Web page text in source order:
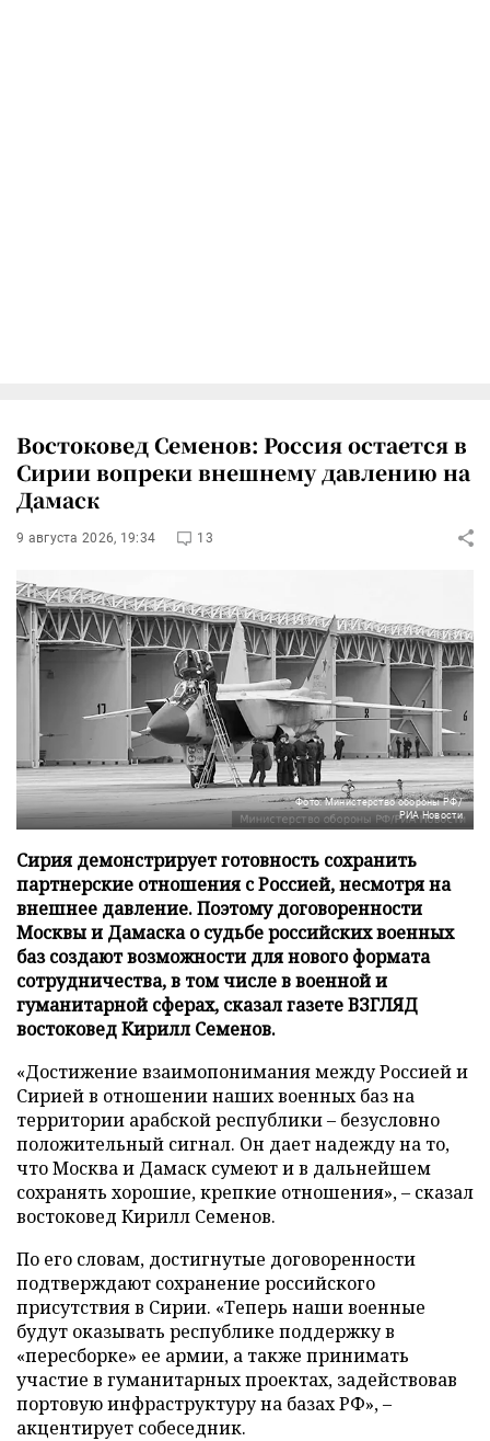
Востоковед Семенов: Россия остается в
Сирии вопреки внешнему давлению на
Дамаск
9 августа 2026, 19:34 13
Фото: Министерство обороны РФ/
РИА Новости
Сирия демонстрирует готовность сохранить
партнерские отношения с Россией, несмотря на
внешнее давление. Поэтому договоренности
Москвы и Дамаска о судьбе российских военных
баз создают возможности для нового формата
сотрудничества, в том числе в военной и
гуманитарной сферах, сказал газете ВЗГЛЯД
востоковед Кирилл Семенов.
«Достижение взаимопонимания между Россией и
Сирией в отношении наших военных баз на
территории арабской республики – безусловно
положительный сигнал. Он дает надежду на то,
что Москва и Дамаск сумеют и в дальнейшем
сохранять хорошие, крепкие отношения», – сказал
востоковед Кирилл Семенов.
По его словам, достигнутые договоренности
подтверждают сохранение российского
присутствия в Сирии. «Теперь наши военные
будут оказывать республике поддержку в
«пересборке» ее армии, а также принимать
участие в гуманитарных проектах, задействовав
портовую инфраструктуру на базах РФ», –
акцентирует собеседник.